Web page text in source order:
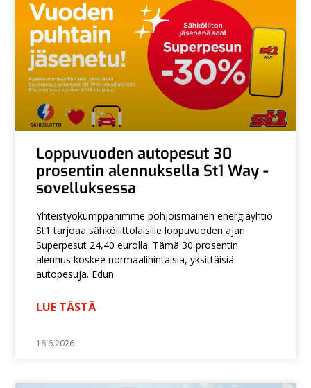
Loppuvuoden autopesut 30
prosentin alennuksella St1 Way -
sovelluksessa
Yhteistyökumppanimme pohjoismainen energiayhtiö
St1 tarjoaa sähköliittolaisille loppuvuoden ajan
Superpesut 24,40 eurolla. Tämä 30 prosentin
alennus koskee normaalihintaisia, yksittäisiä
autopesuja. Edun
LUE TÄSTÄ
16.6.2026